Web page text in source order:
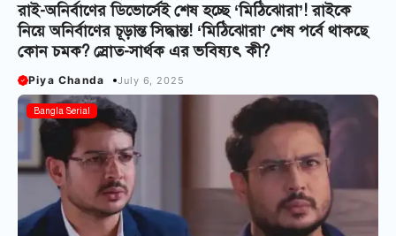
রাই-অনির্বাণের ডিভোর্সেই শেষ হচ্ছে ‘মিঠিঝোরা’! রাইকে
নিয়ে অনির্বাণের চূড়ান্ত সিদ্ধান্ত! ‘মিঠিঝোরা’ শেষ পর্বে থাকছে
কোন চমক? স্রোত-সার্থক এর ভবিষ্যৎ কী?
Piya Chanda July 6, 2025
Bangla Serial